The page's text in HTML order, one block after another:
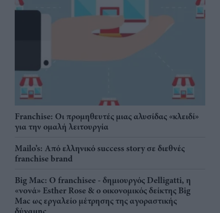
Franchise: Οι προμηθευτές μιας αλυσίδας «κλειδί»
για την ομαλή λειτουργία
Mailo’s: Από ελληνικό success story σε διεθνές
franchise brand
Big Mac: Ο franchisee - δημιουργός Delligatti, η
«νονά» Esther Rose & ο οικονομικός δείκτης Big
Mac ως εργαλείο μέτρησης της αγοραστικής